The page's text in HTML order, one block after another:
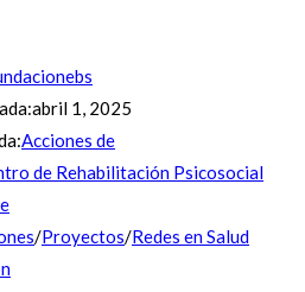
abril 1, 2025
Acciones de
de Rehabilitación Psicosocial
/Proyectos/Redes en Salud